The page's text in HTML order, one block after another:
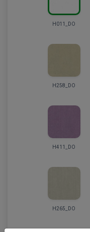
H011_DO
H258_DO
H411_DO
H265_DO